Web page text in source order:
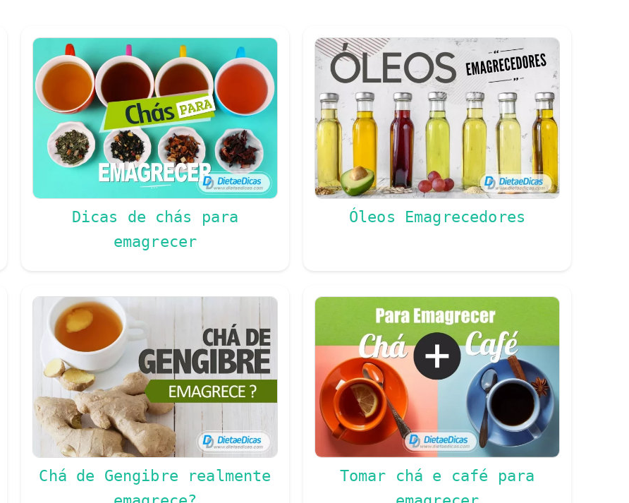
Dicas de chás para
emagrecer
Óleos Emagrecedores
Chá de Gengibre realmente
Tomar chá e café para